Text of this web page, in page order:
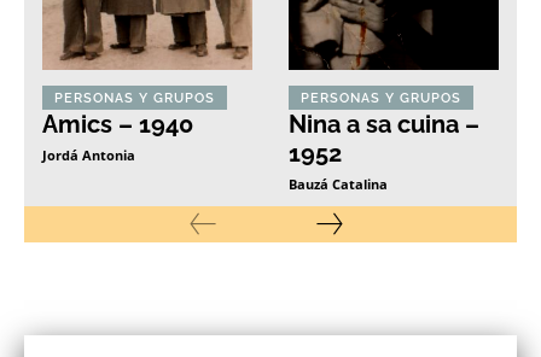
PERSONAS Y GRUPOS
Amics – 1940
Jordá Antonia
PERSONAS Y GRUPOS
Nina a sa cuina –
1952
Bauzá Catalina